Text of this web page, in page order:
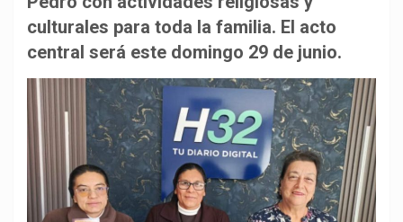
b
o
s
A
p
g
r
m
L
i
a
r
i
r
culturales para toda la familia. El acto
central será este domingo 29 de junio.